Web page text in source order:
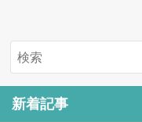
新着記事